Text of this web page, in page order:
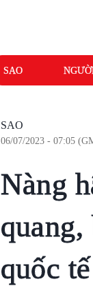
SAO
SAO
06/07/2023 - 07:05
Nàng
quốc